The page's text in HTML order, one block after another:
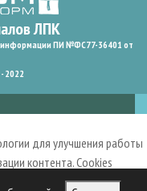
информации ПИ №ФС77-36401 от
2022
для улучшения работы
контента. Cookies